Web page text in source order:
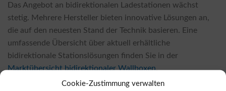
Cookie-Zustimmung verwalten
Das Angebot an bidirektionalen Ladestationen wächst
stetig. Mehrere Hersteller bieten innovative Lösungen an,
die auf den neuesten Stand der Technik basieren. Eine
umfassende Übersicht über aktuell erhältliche
bidirektionale Stationslösungen finden Sie in der
Marktübersicht bidirektionaler Wallboxen.